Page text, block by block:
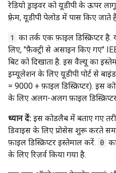
रेडियो ड्राइवर को यूडीपी के ऊपर
फ़्रेम, यूडीपी पेलोड में पास किए जाते
1 का तर्क एक फ़ाइल डिस्क्रिप्टर
लिए, "फ़ैक्ट्री से असाइन किए गए"
बिट को दिखाता है. इस वैल्यू का
इम्यूलेशन के लिए यूडीपी पोर्ट से
= 9000 + फ़ाइल डिस्क्रिप्टर). इस
के लिए अलग-अलग फ़ाइल
ध्यान दें: इस कोडलैब में बताए गए
डिवाइस के लिए प्रोसेस शुरू करते
फ़ाइल डिस्क्रिप्टर इस्तेमाल करें. 0
के लिए रिज़र्व किया गया है.